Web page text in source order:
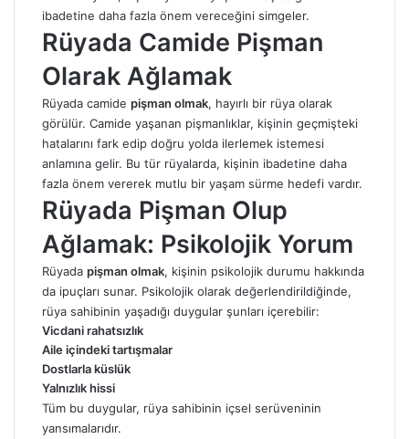
ibadetine daha fazla önem vereceğini simgeler.
Rüyada Camide Pişman
Olarak Ağlamak
Rüyada camide pişman olmak, hayırlı bir rüya olarak
görülür. Camide yaşanan pişmanlıklar, kişinin geçmişteki
hatalarını fark edip doğru yolda ilerlemek istemesi
anlamına gelir. Bu tür rüyalarda, kişinin ibadetine daha
fazla önem vererek mutlu bir yaşam sürme hedefi vardır.
Rüyada Pişman Olup
Ağlamak: Psikolojik Yorum
Rüyada pişman olmak, kişinin psikolojik durumu hakkında
da ipuçları sunar. Psikolojik olarak değerlendirildiğinde,
rüya sahibinin yaşadığı duygular şunları içerebilir:
Vicdani rahatsızlık
Aile içindeki tartışmalar
Dostlarla küslük
Yalnızlık hissi
Tüm bu duygular, rüya sahibinin içsel serüveninin
yansımalarıdır.